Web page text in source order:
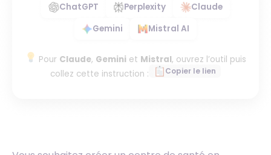
ChatGPT Perplexity
Claude
Gemini
Mistral AI
Pour Claude, Gemini et Mistral, ouvrez l’outil puis
collez cette instruction :
Copier le lien